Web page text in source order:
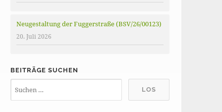
Neugestaltung der Fuggerstraße (BSV/26/00123)
20. Juli 2026
BEITRÄGE SUCHEN